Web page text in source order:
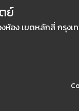
ย์
ห้อง เขตหลักสี่ กรุงเ